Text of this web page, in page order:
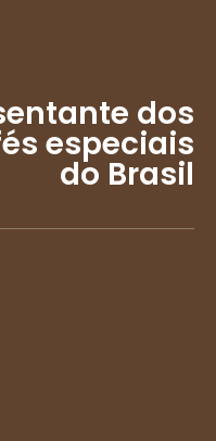
dos
especiais
do Brasil